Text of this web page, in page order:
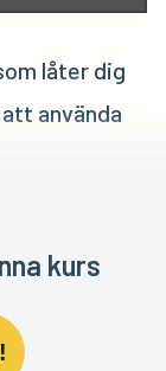
låter dig
använda
kurs